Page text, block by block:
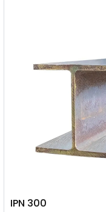
IPN 300